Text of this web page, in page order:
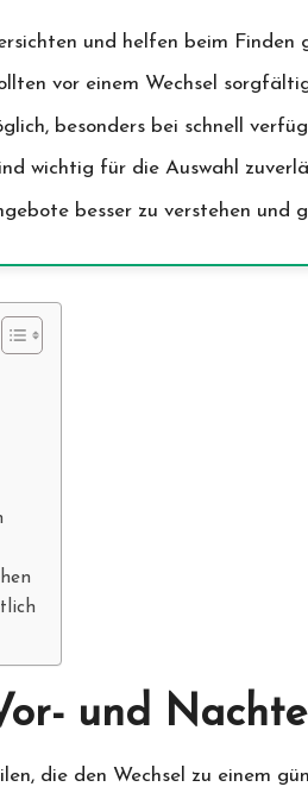
und helfen beim Finden
vor einem Wechsel
besonders bei schnell
wichtig für die Auswahl
besser zu verstehen und
und
die den Wechsel zu einem